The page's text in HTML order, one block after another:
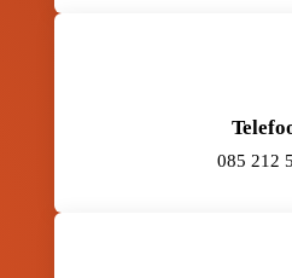
085 212